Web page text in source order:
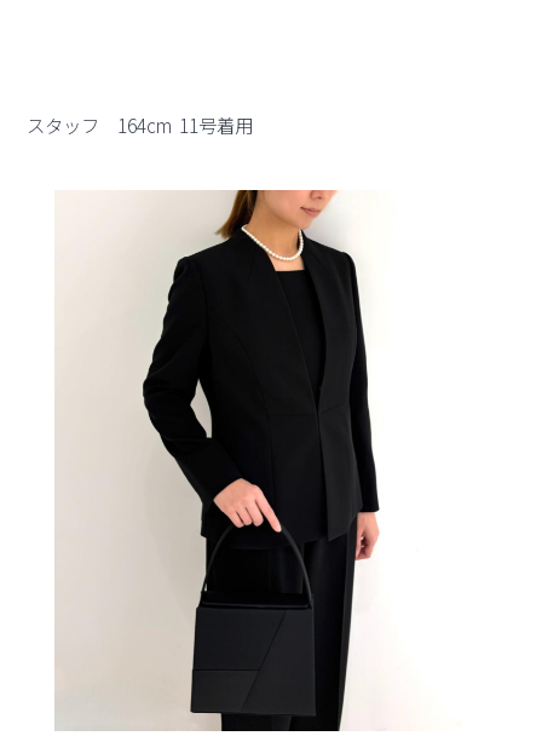
スタッフ 164cm 11号着用